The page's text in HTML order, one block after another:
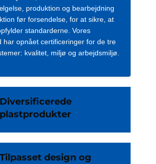
produktion og bearbejdning
før forsendelse, for at sikre, at
standarderne. Vores
har opnået certificeringer for de tre
kvalitet, miljø og arbejdsmiljø.
Diversificerede
plastprodukter
Tilpasset design og